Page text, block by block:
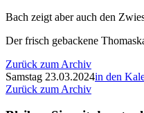
Bach zeigt aber auch den
Der frisch gebackene
Zurück zum Archiv
Samstag 23.03.2024in den
Zurück zum Archiv